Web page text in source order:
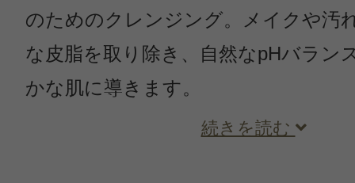
のためのクレンジング。メイクや汚
な皮脂を取り除き、自然なpHバラン
かな肌に導きます。
続きを読む